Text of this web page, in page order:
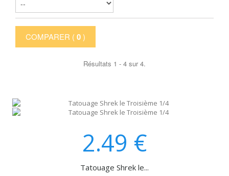
COMPARER ( 0)
Résultats 1 - 4 sur 4.
2.49 €
Tatouage Shrek le...